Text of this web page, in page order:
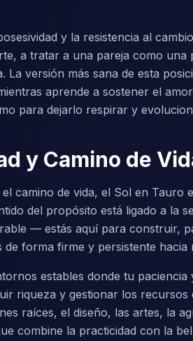
y la resistencia al
a tratar a una pareja como una
La versión más sana de esta
aprende a sostener el
para dejarlo respirar y
y Camino de
el camino de vida, el Sol en
del propósito está ligado a la
— estás aquí para construir,
de forma firme y persistente hacia
estables donde tu
riqueza y gestionar los
raíces, el diseño, las artes, la
combine la practicidad con la